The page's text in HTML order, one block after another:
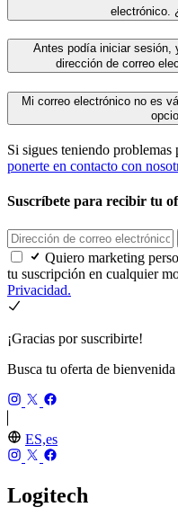
electrónico.
Antes podía iniciar sesión,
dirección de correo
Mi correo electrónico no es
Si sigues teniendo
ponerte en contacto con
Suscríbete para recibir tu
Quiero marketing
tu suscripción en cualquier
Privacidad.
¡Gracias por suscribirte!
Busca tu oferta de
ES,es
Logitech